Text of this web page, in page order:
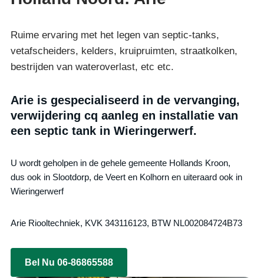
Ruime ervaring met het legen van septic-tanks,
vetafscheiders, kelders, kruipruimten, straatkolken,
bestrijden van wateroverlast, etc etc.
Arie is gespecialiseerd in de vervanging,
verwijdering cq aanleg en installatie van
een septic tank in Wieringerwerf.
U wordt geholpen in de gehele gemeente Hollands Kroon,
dus ook in Slootdorp, de Veert en Kolhorn en uiteraard ook in
Wieringerwerf
Arie Riooltechniek, KVK 343116123, BTW NL002084724B73
Bel Nu 06-86865588